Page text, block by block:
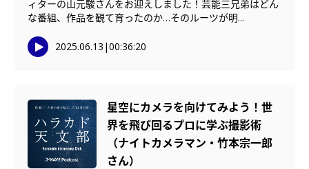
ィターの山元駿さんをお迎えしました！芸能三兄弟はどん
な番組、作品を観て育ったのか…そのルーツが明...
2025.06.13 |00:36:20
星空にカメラを向けてみよう！世
界を飛び回るプロに学ぶ撮影術
（ナイトカメラマン・竹本宗一郎
さん）